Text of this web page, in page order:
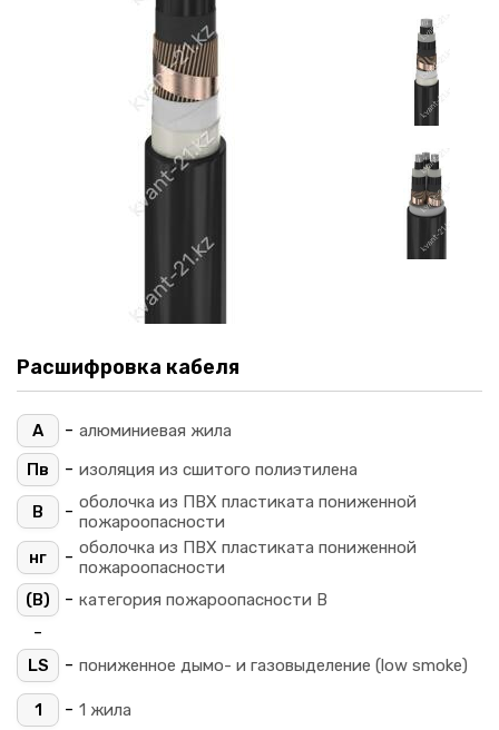
Расшифровка кабеля
А - алюминиевая жила
Пв
- изоляция из сшитого полиэтилена
В - оболочка из ПВХ пластиката пониженной
пожароопасности
нг
- оболочка из ПВХ пластиката пониженной
пожароопасности
(B)
- категория пожароопасности B
-
LS - пониженное дымо- и газовыделение (low smoke)
1 - 1 жила